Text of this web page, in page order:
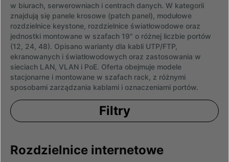
w biurach, serwerowniach i centrach danych. W kategorii
znajdują się panele krosowe (patch panel), modułowe
rozdzielnice keystone, rozdzielnice światłowodowe oraz
jednostki montowane w szafach 19" o różnej liczbie portów
(12, 24, 48). Opisano warianty dla kabli UTP/FTP,
ekranowanych i światłowodowych oraz zastosowania w
sieciach LAN, VLAN i PoE. Oferta obejmuje modele
stacjonarne i montowane w szafach rack, z różnymi
sposobami zarządzania kablami i oznaczeniami portów.
Filtry
Rozdzielnice internetowe